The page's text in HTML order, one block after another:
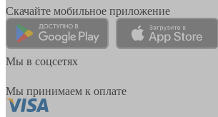
Скачайте мобильное приложение
Мы в соцсетях
Мы принимаем к оплате